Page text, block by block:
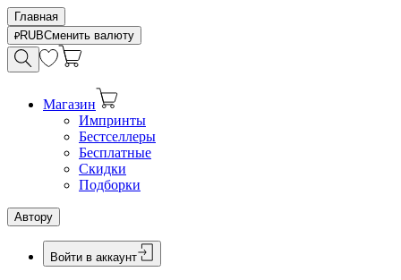
Главная
RUBСменить валюту
Магазин
Импринты
Бестселлеры
Бесплатные
Скидки
Подборки
Автору
Войти в аккаунт